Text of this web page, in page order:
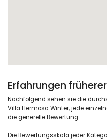
Erfahrungen
Nachfolgend sehen sie die
Villa Hermosa Winter, jede
die generelle Bewertung.
Die Bewertungsskala jeder